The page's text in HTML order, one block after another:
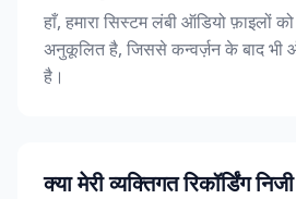
हाँ, हमारा सिस्टम लंबी ऑडियो फ़ाइलों
अनुकूलित है, जिससे कन्वर्ज़न के बाद भी
है।
क्या मेरी व्यक्तिगत रिकॉर्डिंग